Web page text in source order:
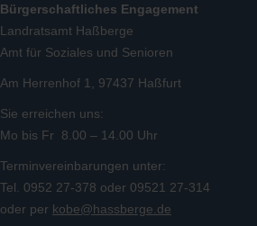
Bürgerschaftliches Engagement
Landratsamt Haßberge
Amt für Soziales und Senioren
Am Herrenhof 1, 97437 Haßfurt
Sie erreichen uns:
Mo bis Fr 8.00 – 14.00 Uhr
Terminvereinbarungen unter:
Tel. 0952 27-378 oder 09521 27-314
oder per kobe@hassberge.de